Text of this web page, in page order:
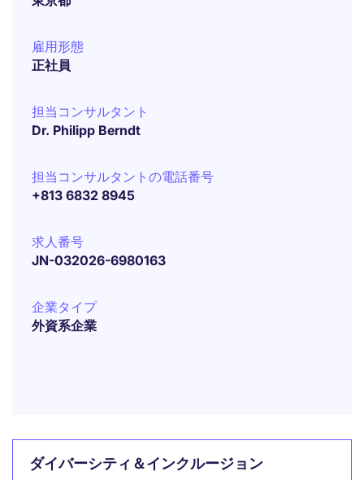
雇用形態
正社員
担当コンサルタント
Dr. Philipp Berndt
担当コンサルタントの電話番号
+813 6832 8945
求人番号
JN-032026-6980163
企業タイプ
外資系企業
ダイバーシティ＆インクルージョン